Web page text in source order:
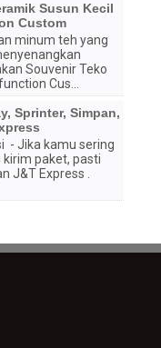
Susun Kecil
Custom
minum teh yang
Souvenir Teko
Cus...
Sprinter, Simpan,
- Jika kamu sering
kirim paket, pasti
J&T Express .